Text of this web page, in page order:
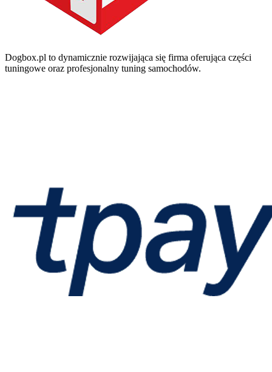
Dogbox.pl to dynamicznie rozwijająca się firma oferująca części
tuningowe oraz profesjonalny tuning samochodów.